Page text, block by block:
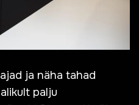
ja näha tahad
palju